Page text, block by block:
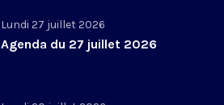
Lundi 27 juillet 2026
Agenda du 27 juillet 2026